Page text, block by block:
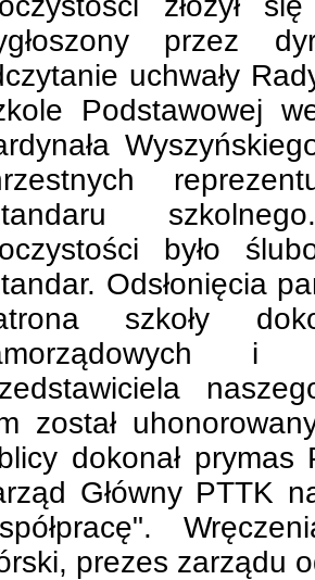
przez
uchwały
Podstawowej
było
Odsłonięcia
szkoły
i
został
dokonał
Główny PTTK
prezes zarządu